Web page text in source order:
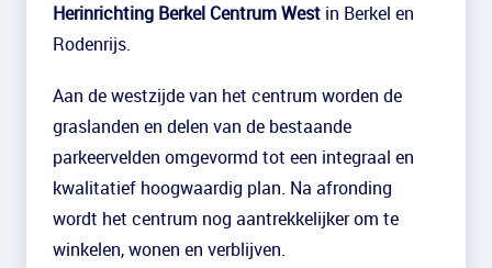
Herinrichting Berkel Centrum West in Berkel en
Rodenrijs.
Aan de westzijde van het centrum worden de
graslanden en delen van de bestaande
parkeervelden omgevormd tot een integraal en
kwalitatief hoogwaardig plan. Na afronding
wordt het centrum nog aantrekkelijker om te
winkelen, wonen en verblijven.